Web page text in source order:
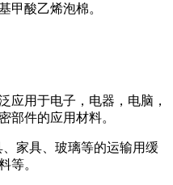
甲酸乙烯泡棉。
应用于电子，电器，电脑，
部件的应用材料。
家具、玻璃等的运输用缓
料等。